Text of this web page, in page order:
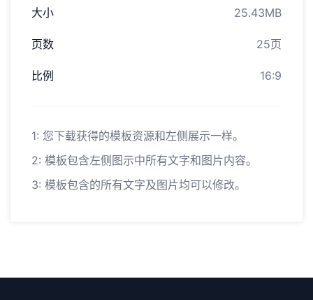
大小 25.43MB
页数 25页
比例 16:9
1: 您下载获得的模板资源和左侧展示一样。
2: 模板包含左侧图示中所有文字和图片内容。
3: 模板包含的所有文字及图片均可以修改。